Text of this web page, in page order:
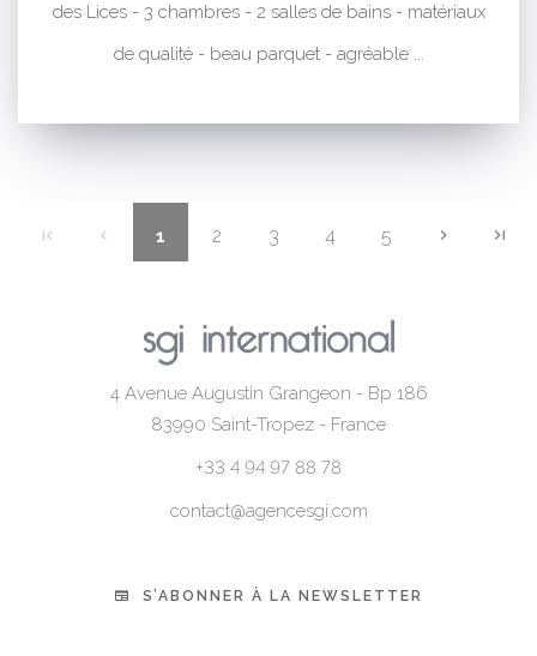
des Lices - 3 chambres - 2 salles de bains - matériaux
de qualité - beau parquet - agréable ...
1 2 3 4 5
4 Avenue Augustin Grangeon - Bp 186
83990 Saint-Tropez - France
+33 4 94 97 88 78
contact@agencesgi.com
S’ABONNER À LA NEWSLETTER